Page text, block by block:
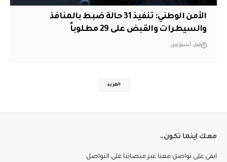
الأمن الوطني: تنفيذ 31 حالة ضبط بالمنافذ
والسيطرات والقبض على 29 مطلوباً
قبل أسبوعين
المزيد
معك اينما تكون..
ابقى على تواصل معنا عبر منصاتنا على التواصل